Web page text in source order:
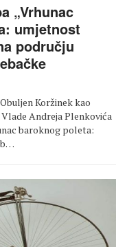
„Vrhunac
umjetnost
području
Koržinek kao
Andreja Plenkovića
baroknog poleta: